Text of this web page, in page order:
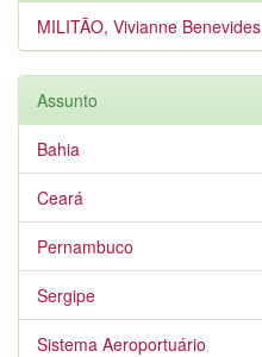
MILITÃO, Vivianne Benevides
Assunto
Bahia
Ceará
Pernambuco
Sergipe
Sistema Aeroportuário